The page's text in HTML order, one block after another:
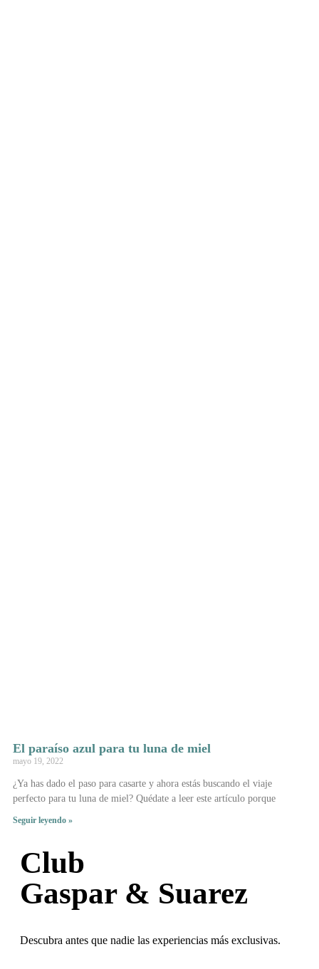
El paraíso azul para tu luna de miel
mayo 19, 2022
¿Ya has dado el paso para casarte y ahora estás buscando el viaje
perfecto para tu luna de miel? Quédate a leer este artículo porque
Seguir leyendo »
Club
Gaspar & Suarez
Descubra antes que nadie las experiencias más exclusivas.